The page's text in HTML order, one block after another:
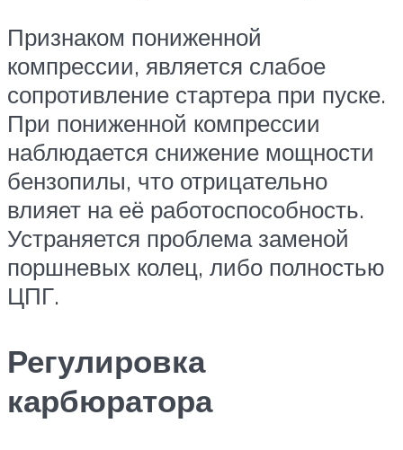
Признаком пониженной
компрессии, является слабое
сопротивление стартера при пуске.
При пониженной компрессии
наблюдается снижение мощности
бензопилы, что отрицательно
влияет на её работоспособность.
Устраняется проблема заменой
поршневых колец, либо полностью
ЦПГ.
Регулировка
карбюратора